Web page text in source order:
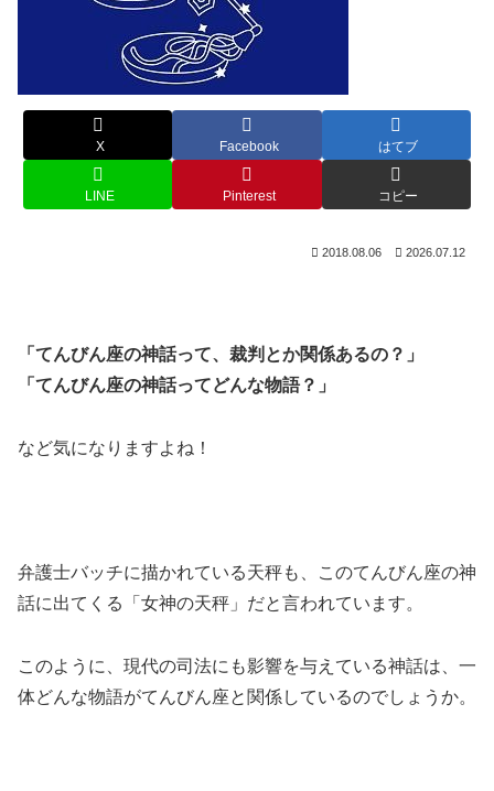
X Facebook はてブ
LINE Pinterest コピー
2018.08.06 2026.07.12
「てんびん座の神話って、裁判とか関係あるの？」
「てんびん座の神話ってどんな物語？」
など気になりますよね！
弁護士バッチに描かれている天秤も、このてんびん座の神
話に出てくる「女神の天秤」だと言われています。
このように、現代の司法にも影響を与えている神話は、一
体どんな物語がてんびん座と関係しているのでしょうか。